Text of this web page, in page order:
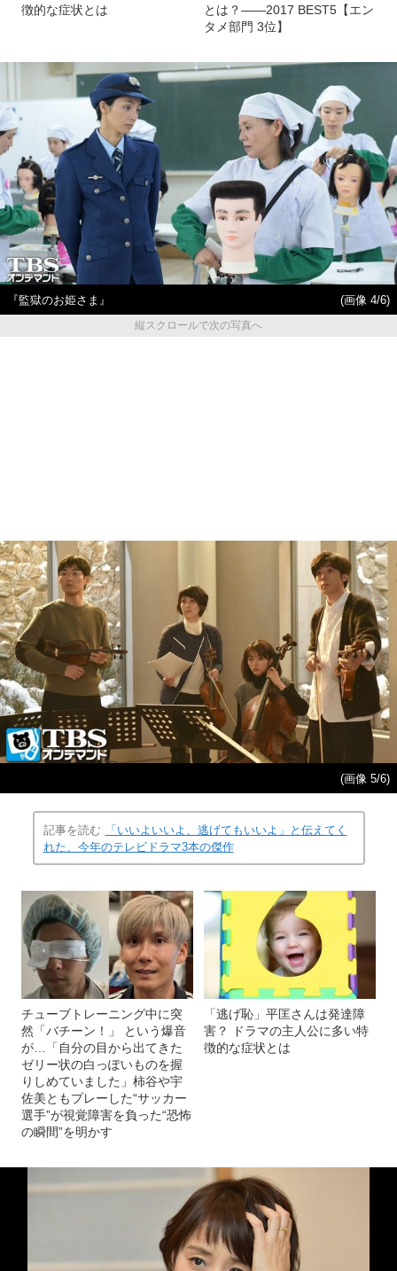
徴的な症状とは
とは？――2017 BEST5【エン
タメ部門 3位】
『監獄のお姫さま』
(画像 4/6)
縦スクロールで次の写真へ
(画像 5/6)
記事を読む
「いいよいいよ、逃げてもいいよ」と伝えてく
れた、今年のテレビドラマ3本の傑作
チューブトレーニング中に突
然「バチーン！」 という爆音
が…「自分の目から出てきた
ゼリー状の白っぽいものを握
りしめていました」柿谷や宇
佐美ともプレーした“サッカー
選手”が視覚障害を負った“恐怖
の瞬間”を明かす
「逃げ恥」平匡さんは発達障
害？ ドラマの主人公に多い特
徴的な症状とは